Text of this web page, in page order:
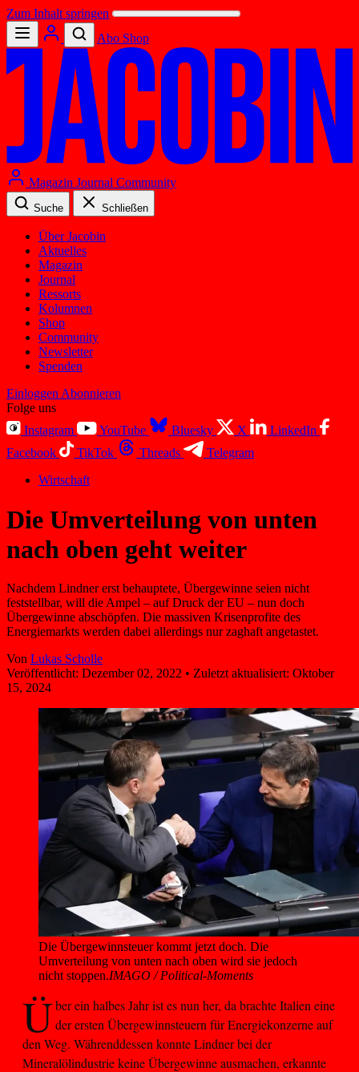
Zum Inhalt springen
Abo Shop
Magazin Journal Community
Suche Schließen
Über Jacobin
Aktuelles
Magazin
Journal
Ressorts
Kolumnen
Shop
Community
Newsletter
Spenden
Einloggen Abonnieren
Folge uns
Instagram
YouTube Bluesky X
LinkedIn
Facebook
TikTok Threads
Telegram
Wirtschaft
Die Umverteilung von unten
nach oben geht weiter
Nachdem Lindner erst behauptete, Übergewinne seien nicht
feststellbar, will die Ampel – auf Druck der EU – nun doch
Übergewinne abschöpfen. Die massiven Krisenprofite des
Energiemarkts werden dabei allerdings nur zaghaft angetastet.
Von Lukas Scholle
Veröffentlicht: Dezember 02, 2022 • Zuletzt aktualisiert: Oktober
15, 2024
Die Übergewinnsteuer kommt jetzt doch. Die
Umverteilung von unten nach oben wird sie jedoch
nicht stoppen.IMAGO / Political-Moments
Über ein halbes Jahr ist es nun her, da brachte Italien eine
der ersten Übergewinnsteuern für Energiekonzerne auf
den Weg. Währenddessen konnte Lindner bei der
Mineralölindustrie keine Übergewinne ausmachen, erkannte